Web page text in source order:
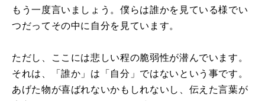
もう一度言いましょう。僕らは誰かを見ている様でい
つだってその中に自分を見ています。
ただし、ここには悲しい程の脆弱性が潜んでいます。
それは、「誰か」は「自分」ではないという事です。
あげた物が喜ばれないかもしれないし、伝えた言葉が